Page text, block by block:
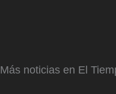
Más noticias en El